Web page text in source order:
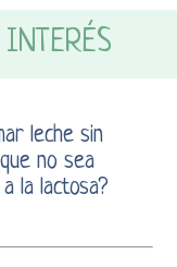
leche sin
no sea
la lactosa?